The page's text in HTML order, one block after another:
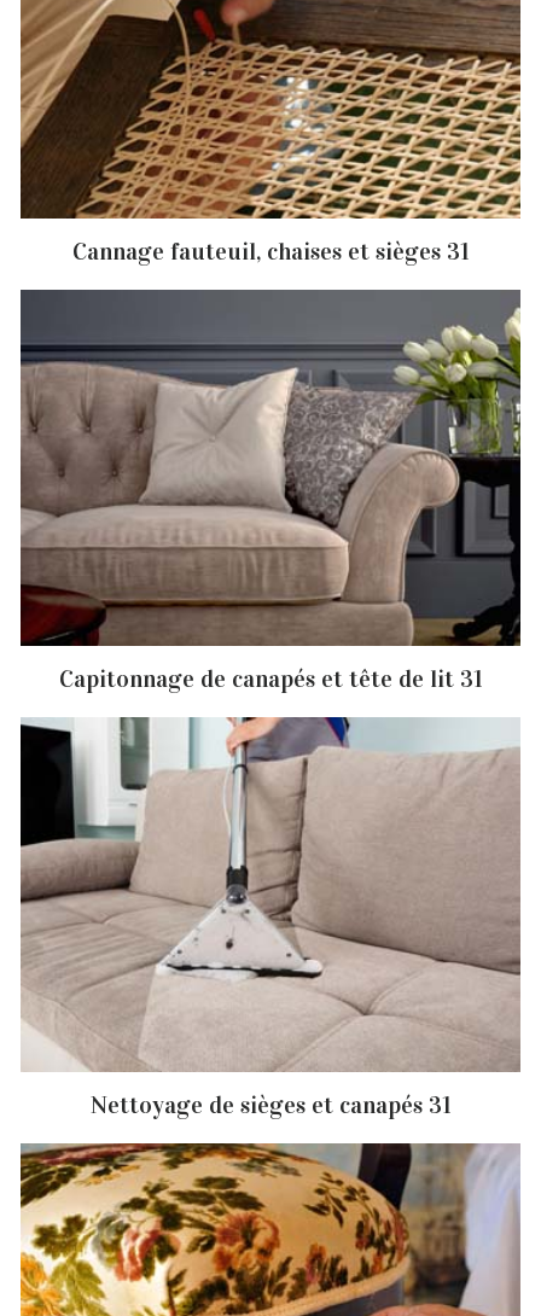
Cannage fauteuil, chaises et sièges 31
Capitonnage de canapés et tête de lit 31
Nettoyage de sièges et canapés 31